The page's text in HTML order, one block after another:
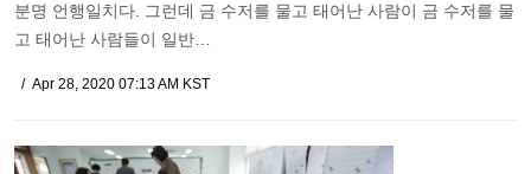
분명 언행일치다. 그런데 금 수저를 물고 태어난 사람이 금 수저를 물
고 태어난 사람들이 일반…
Apr 28, 2020 07:13 AM KST